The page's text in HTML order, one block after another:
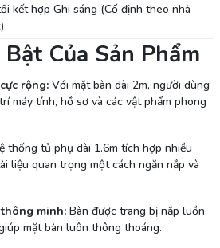
kết hợp Ghi sáng (Cố định theo nhà
Của Sản Phẩm
rộng:Với mặt bàn dài 2m, người dùng
máy tính, hồ sơ và các vật phẩm phong
thống tủ phụ dài 1.6m tích hợp nhiều
liệu quan trọng một cách ngăn nắp và
minh:Bàn được trang bị nắp luồn
mặt bàn luôn thông thoáng.